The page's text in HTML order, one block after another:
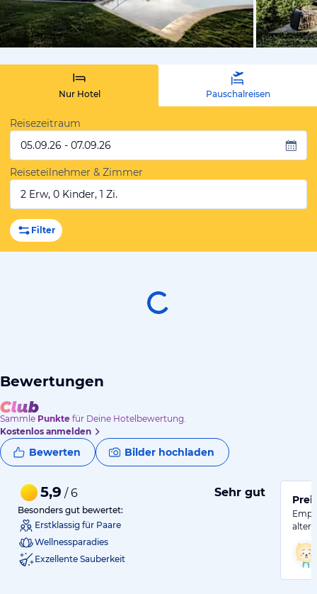
vom
Nur Hotel Pauschalreisen
Reisezeitraum
05.09.26 - 07.09.26
Reiseteilnehmer & Zimmer
2 Erw, 0 Kinder, 1 Zi.
Filter
Bewertungen
Sammle Punkte für Deine Hotelbewertung.
Kostenlos anmelden
Bewerten Bilder hochladen
5,9 / 6 Sehr gut
Besonders gut bewertet:
Erstklassig für Paare
Wellnessparadies
Exzellente Sauberkeit